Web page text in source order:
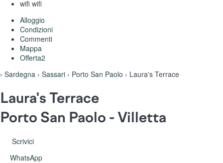
wifi wifi
Alloggio
Condizioni
Commenti
Mappa
Offerta2
› Sardegna › Sassari › Porto San Paolo › Laura's Terrace
Laura's Terrace
Porto San Paolo - Villetta
Scrivici
WhatsApp